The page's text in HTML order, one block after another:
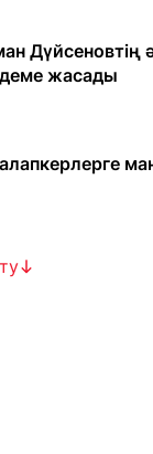
Дүйсеновтің
жасады